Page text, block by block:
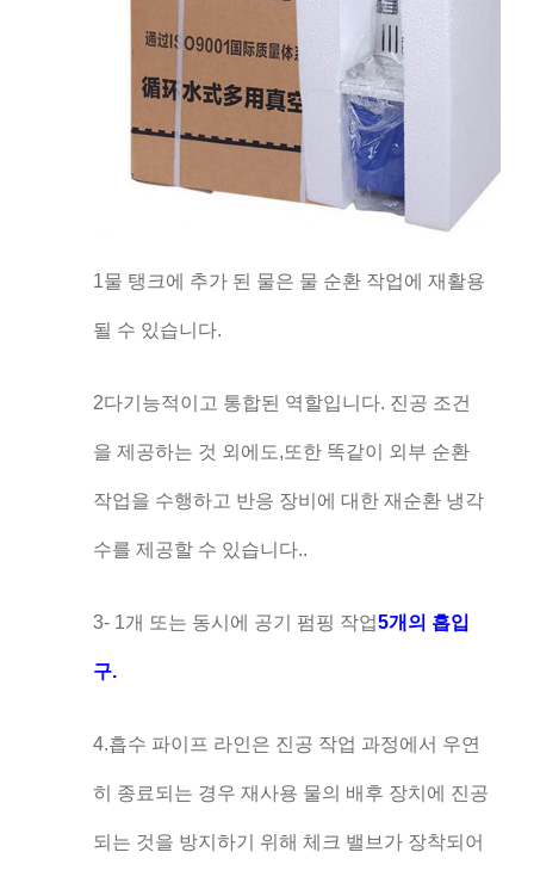
1물 탱크에 추가 된 물은 물 순환 작업에 재활용
될 수 있습니다.
2다기능적이고 통합된 역할입니다. 진공 조건
을 제공하는 것 외에도,또한 똑같이 외부 순환
작업을 수행하고 반응 장비에 대한 재순환 냉각
수를 제공할 수 있습니다..
3- 1개 또는 동시에 공기 펌핑 작업5개의 흡입
구.
4.흡수 파이프 라인은 진공 작업 과정에서 우연
히 종료되는 경우 재사용 물의 배후 장치에 진공
되는 것을 방지하기 위해 체크 밸브가 장착되어